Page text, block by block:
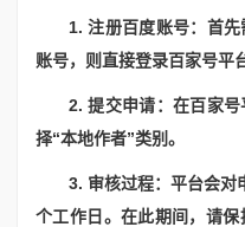
1. 注册百度账号：首
账号，则直接登录百家号平
2. 提交申请：在百家
择“本地作者”类别。
3. 审核过程：平台会对
个工作日。在此期间，请